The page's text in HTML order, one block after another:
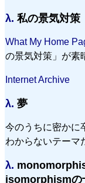
λ. 私の景気対策
What My Home
の景気対策」が素
Internet Archive
λ. 夢
今のうちに密かに
わからないテーマ
λ.
isomorphismの